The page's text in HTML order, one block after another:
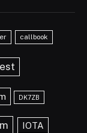
callbook
DK7ZB
IOTA